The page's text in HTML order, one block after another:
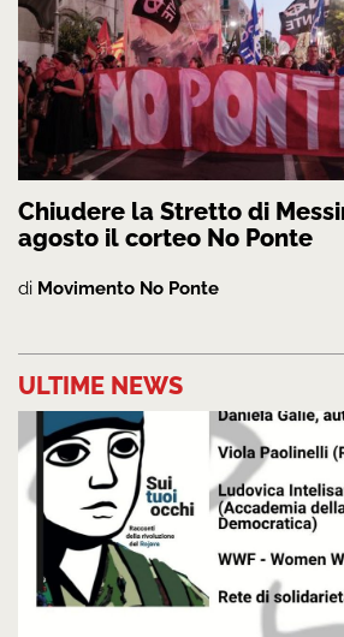
Chiudere la Stretto di
agosto il corteo No Ponte
di Movimento No Ponte
ULTIME NEWS